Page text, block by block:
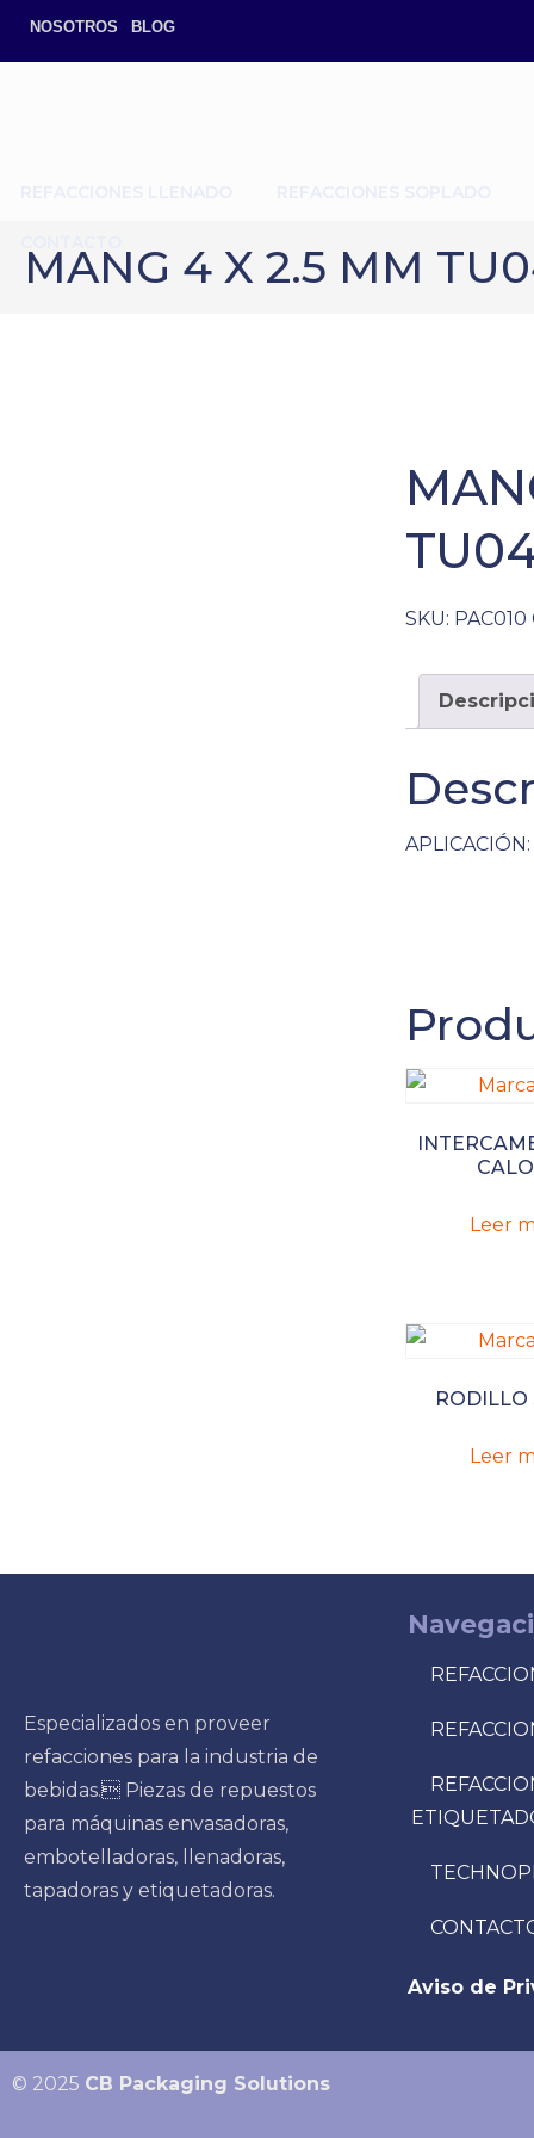
NOSOTROS BLOG
MANG 4 X 2.5 MM
SKU: PAC010
Leer
RODILLO
Leer
Especializados en proveer
refacciones para la industria de
bebidas. Piezas de repuestos
para máquinas envasadoras,
embotelladoras, llenadoras,
tapadoras y etiquetadoras.
Aviso de
© 2025 CB Packaging Solutions